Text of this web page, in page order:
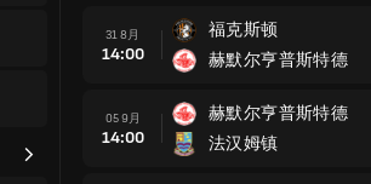
31 8月
14:00
福克斯顿
赫默尔亨普斯特德
05 9月
14:00
赫默尔亨普斯特德
法汉姆镇